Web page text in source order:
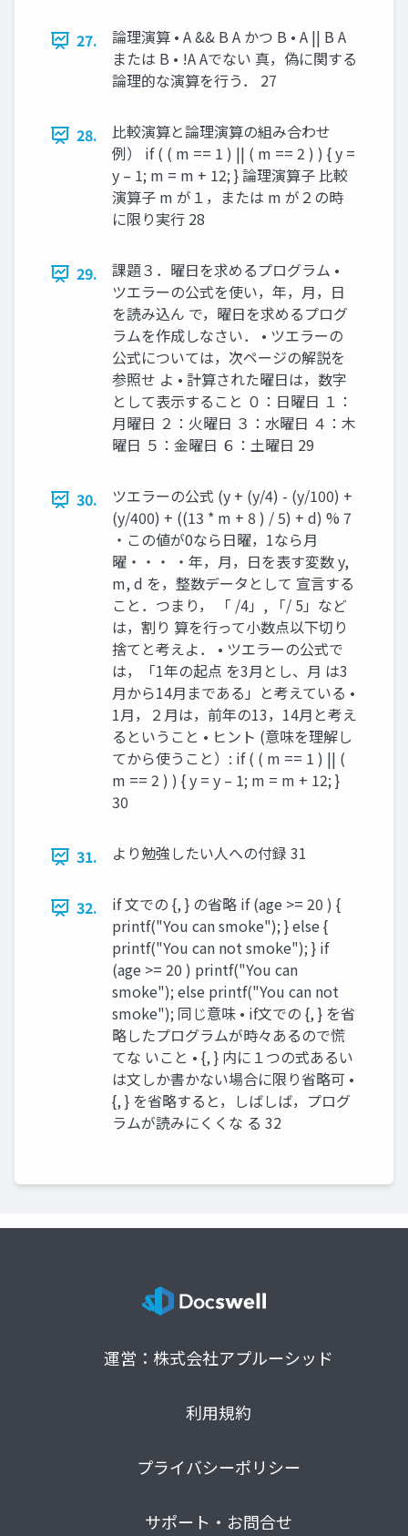
27.
論理演算 • A && B A かつ B • A || B A
または B • !A Aでない 真，偽に関する
論理的な演算を行う． 27
28.
比較演算と論理演算の組み合わせ
例） if ( ( m == 1 ) || ( m == 2 ) ) { y =
y – 1; m = m + 12; } 論理演算子 比較
演算子 m が１，または m が２の時
に限り実行 28
29.
課題３．曜日を求めるプログラム •
ツエラーの公式を使い，年，月，日
を読み込ん で，曜日を求めるプログ
ラムを作成しなさい． • ツエラーの
公式については，次ページの解説を
参照せ よ • 計算された曜日は，数字
として表示すること ０：日曜日 １：
月曜日 ２：火曜日 ３：水曜日 ４：木
曜日 ５：金曜日 ６：土曜日 29
30.
ツエラーの公式 (y + (y/4) - (y/100) +
(y/400) + ((13 * m + 8 ) / 5) + d) % 7
・この値が0なら日曜，1なら月
曜・・・ ・年，月，日を表す変数 y,
m, d を，整数データとして 宣言する
こと．つまり， 「 /4」, 「/ 5」など
は，割り 算を行って小数点以下切り
捨てと考えよ． • ツエラーの公式で
は，「1年の起点 を3月とし、月 は3
月から14月まである」と考えている •
1月，２月は，前年の13，14月と考え
るということ • ヒント (意味を理解し
てから使うこと）: if ( ( m == 1 ) || (
m == 2 ) ) { y = y – 1; m = m + 12; }
30
31. より勉強したい人への付録 31
32.
if 文での {, } の省略 if (age >= 20 ) {
printf("You can smoke"); } else {
printf("You can not smoke"); } if
(age >= 20 ) printf("You can
smoke"); else printf("You can not
smoke"); 同じ意味 • if文での {, } を省
略したプログラムが時々あるので慌
てな いこと • {, } 内に１つの式あるい
は文しか書かない場合に限り省略可 •
{, } を省略すると，しばしば，プログ
ラムが読みにくくな る 32
運営：株式会社アプルーシッド
利用規約
プライバシーポリシー
サポート・お問合せ